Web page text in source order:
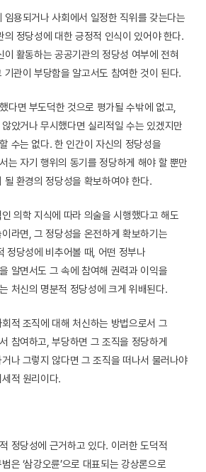
임용되거나 사회에서 일정한 직위를 갖는다는
의 정당성에 대한 긍정적 인식이 있어야 한다.
활동하는 공공기관의 정당성 여부에 전혀
기관이 부당함을 알고서도 참여한 것이 된다.
다면 부도덕한 것으로 평가될 수밖에 없고,
았거나 무시했다면 실리적일 수는 있겠지만
수는 없다. 한 인간이 자신의 정당성을
는 자기 행위의 동기를 정당하게 해야 할 뿐만
될 환경의 정당성을 확보하여야 한다.
의학 지식에 따라 의술을 시행했다고 해도
라면, 그 정당성을 온전하게 확보하기는
정당성에 비추어볼 때, 어떤 정부나
알면서도 그 속에 참여해 권력과 이익을
처신의 명분적 정당성에 크게 위배된다.
적 조직에 대해 처신하는 방법으로서 그
참여하고, 부당하면 그 조직을 정당하게
나 그렇지 않다면 그 조직을 떠나서 물러나야
적 원리이다.
정당성에 근거하고 있다. 이러한 도덕적
은 ‘삼강오륜’으로 대표되는 강상론으로